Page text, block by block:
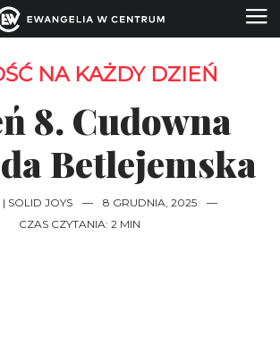
NA KAŻDY DZIEŃ
8. Cudowna
Betlejemska
SOLID JOYS — 8 GRUDNIA, 2025
—
CZAS CZYTANIA: 2 MIN